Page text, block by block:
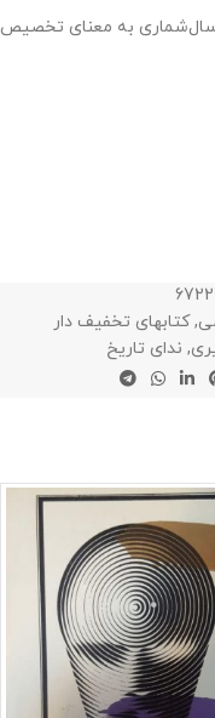
سال‌شماری به معنای تخصیص
, کتابهای تخفیف دار
, ندای تاریخ